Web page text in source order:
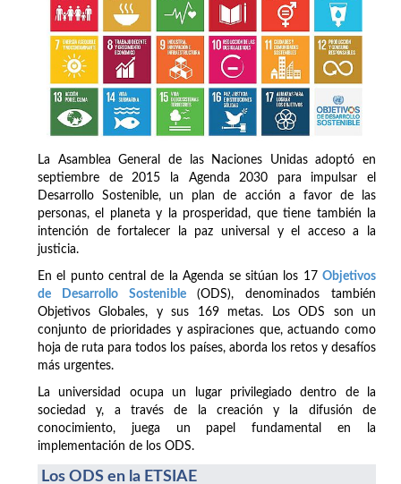
La Asamblea General de las Naciones Unidas adoptó en
septiembre de 2015 la Agenda 2030 para impulsar el
Desarrollo Sostenible, un plan de acción a favor de las
personas, el planeta y la prosperidad, que tiene también la
intención de fortalecer la paz universal y el acceso a la
justicia.
En el punto central de la Agenda se sitúan los 17 Objetivos
de Desarrollo Sostenible(ODS), denominados también
Objetivos Globales, y sus 169 metas. Los ODS son un
conjunto de prioridades y aspiraciones que, actuando como
hoja de ruta para todos los países, aborda los retos y desafíos
más urgentes.
La universidad ocupa un lugar privilegiado dentro de la
sociedad y, a través de la creación y la difusión de
conocimiento, juega un papel fundamental en la
implementación de los ODS.
Los ODS en la ETSIAE